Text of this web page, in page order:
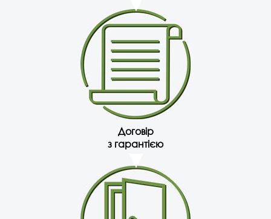
Договір
з гарантією